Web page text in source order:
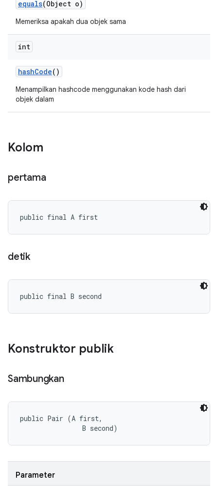
equals(Object o)
Memeriksa apakah dua objek sama
int
hashCode()
Menampilkan hashcode menggunakan kode hash dari
objek dalam
Kolom
pertama
public final A first
detik
public final B second
Konstruktor publik
Sambungkan
public Pair (A first,
                B second)
Parameter